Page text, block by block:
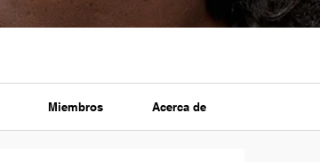
Miembros Acerca de